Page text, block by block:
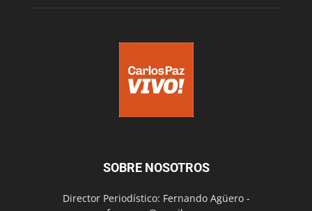
SOBRE NOSOTROS
Director Periodístico: Fernando Agüero -